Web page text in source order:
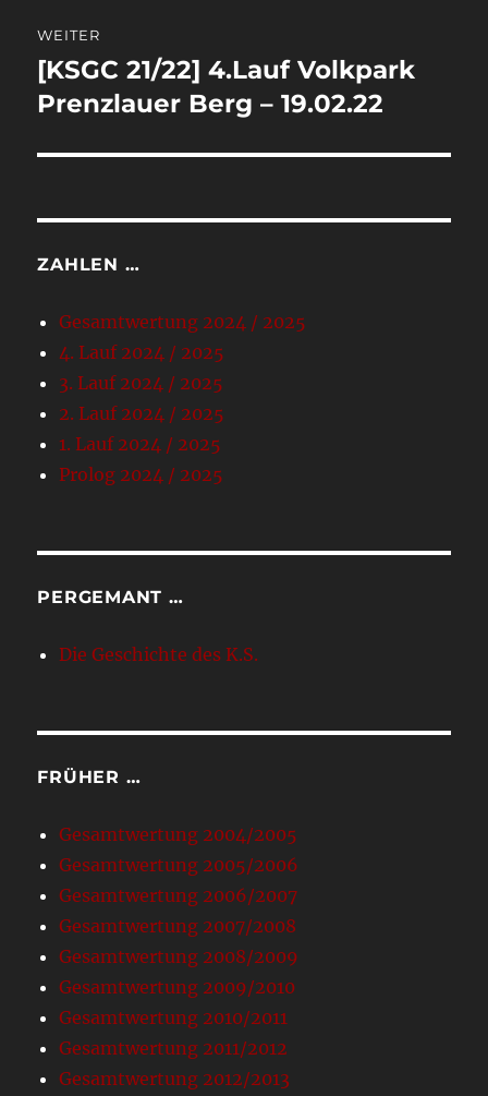
WEITER
Nächster
Beitrag:
[KSGC 21/22] 4.Lauf Volkpark
Prenzlauer Berg – 19.02.22
ZAHLEN …
Gesamtwertung 2024 / 2025
4. Lauf 2024 / 2025
3. Lauf 2024 / 2025
2. Lauf 2024 / 2025
1. Lauf 2024 / 2025
Prolog 2024 / 2025
PERGEMANT …
Die Geschichte des K.S.
FRÜHER …
Gesamtwertung 2004/2005
Gesamtwertung 2005/2006
Gesamtwertung 2006/2007
Gesamtwertung 2007/2008
Gesamtwertung 2008/2009
Gesamtwertung 2009/2010
Gesamtwertung 2010/2011
Gesamtwertung 2011/2012
Gesamtwertung 2012/2013